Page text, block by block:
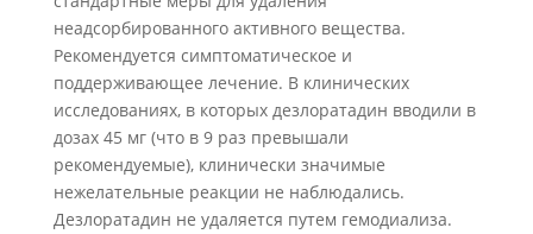
неадсорбированного активного вещества.
Рекомендуется симптоматическое и
поддерживающее лечение. В клинических
исследованиях, в которых дезлоратадин вводили в
дозах 45 мг (что в 9 раз превышали
рекомендуемые), клинически значимые
нежелательные реакции не наблюдались.
Дезлоратадин не удаляется путем гемодиализа.